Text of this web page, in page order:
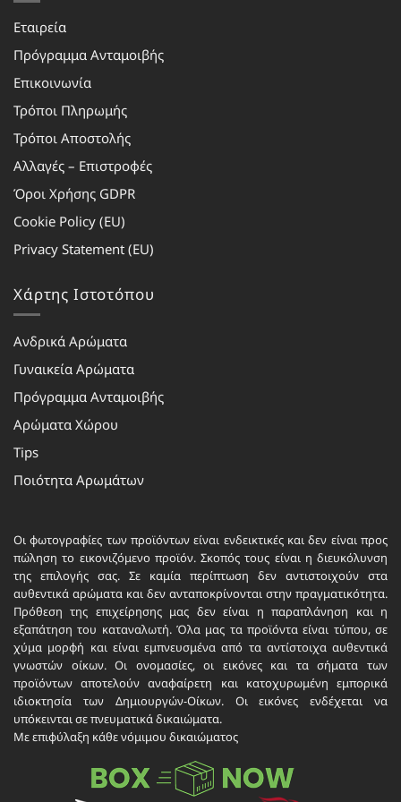
Εταιρεία
Πρόγραμμα Ανταμοιβής
Επικοινωνία
Τρόποι Πληρωμής
Τρόποι Αποστολής
Αλλαγές – Επιστροφές
Όροι Χρήσης GDPR
Cookie Policy (EU)
Privacy Statement (EU)
Χάρτης Ιστοτόπου
Ανδρικά Αρώματα
Γυναικεία Αρώματα
Πρόγραμμα Ανταμοιβής
Αρώματα Χώρου
Tips
Ποιότητα Αρωμάτων
Οι φωτογραφίες των προϊόντων είναι ενδεικτικές και δεν είναι προς
πώληση το εικονιζόμενο προϊόν. Σκοπός τους είναι η διευκόλυνση
της επιλογής σας. Σε καμία περίπτωση δεν αντιστοιχούν στα
αυθεντικά αρώματα και δεν ανταποκρίνονται στην πραγματικότητα.
Πρόθεση της επιχείρησης μας δεν είναι η παραπλάνηση και η
εξαπάτηση του καταναλωτή. Όλα μας τα προϊόντα είναι τύπου, σε
χύμα μορφή και είναι εμπνευσμένα από τα αντίστοιχα αυθεντικά
γνωστών οίκων. Οι ονομασίες, οι εικόνες και τα σήματα των
προϊόντων αποτελούν αναφαίρετη και κατοχυρωμένη εμπορικά
ιδιοκτησία των Δημιουργών-Οίκων. Οι εικόνες ενδέχεται να
υπόκεινται σε πνευματικά δικαιώματα.
Με επιφύλαξη κάθε νόμιμου δικαιώματος